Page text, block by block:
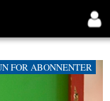
FOR ABONNENTER